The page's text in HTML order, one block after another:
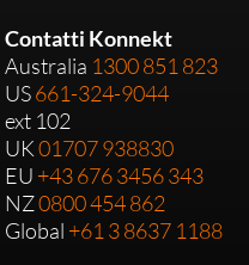
Contatti Konnekt
Australia 1300 851 823
US661-324-9044
ext 102
UK01707 938830
EU +43 676 3456 343
NZ0800 454 862
Global +61 3 8637 1188